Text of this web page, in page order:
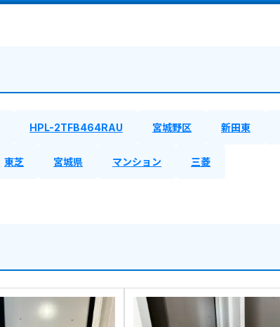
HPL-2TFB464RAU 宮城野区 新田東
東芝 宮城県 マンション 三菱